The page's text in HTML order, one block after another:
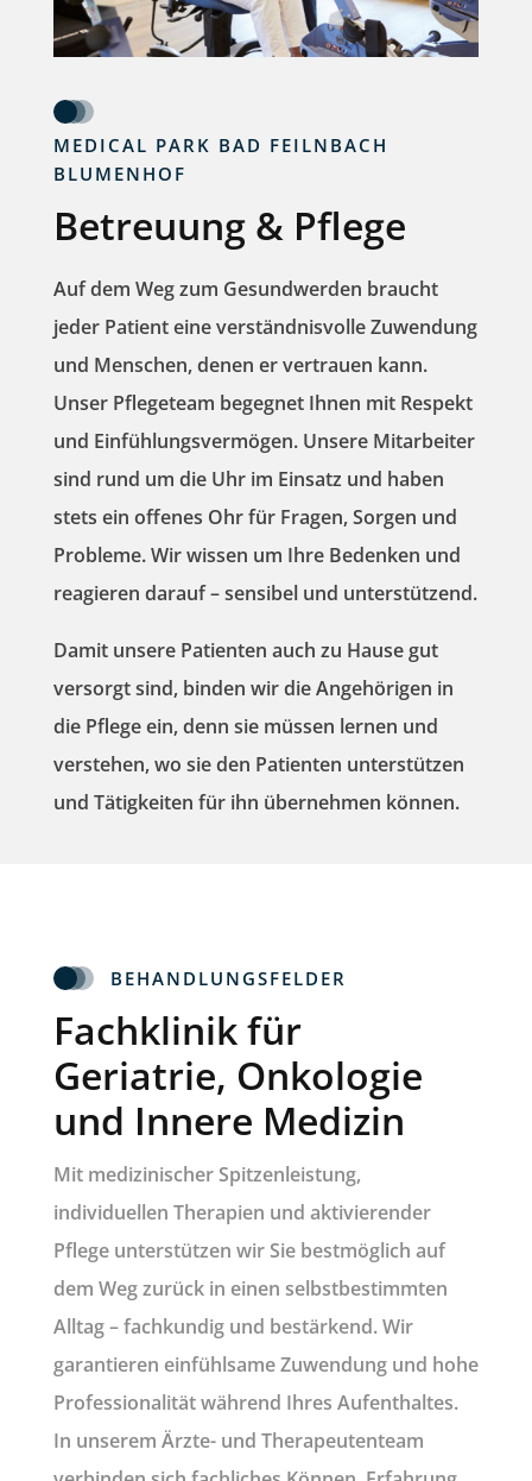
MEDICAL PARK BAD FEILNBACH
BLUMENHOF
Betreuung & Pflege
Auf dem Weg zum Gesundwerden braucht
jeder Patient eine verständnisvolle Zuwendung
und Menschen, denen er vertrauen kann.
Unser Pflegeteam begegnet Ihnen mit Respekt
und Einfühlungsvermögen. Unsere Mitarbeiter
sind rund um die Uhr im Einsatz und haben
stets ein offenes Ohr für Fragen, Sorgen und
Probleme. Wir wissen um Ihre Bedenken und
reagieren darauf – sensibel und unterstützend.
Damit unsere Patienten auch zu Hause gut
versorgt sind, binden wir die Angehörigen in
die Pflege ein, denn sie müssen lernen und
verstehen, wo sie den Patienten unterstützen
und Tätigkeiten für ihn übernehmen können.
BEHANDLUNGSFELDER
Fachklinik für
Geriatrie, Onkologie
und Innere Medizin
Mit medizinischer Spitzenleistung,
individuellen Therapien und aktivierender
Pflege unterstützen wir Sie bestmöglich auf
dem Weg zurück in einen selbstbestimmten
Alltag – fachkundig und bestärkend. Wir
garantieren einfühlsame Zuwendung und hohe
Professionalität während Ihres Aufenthaltes.
In unserem Ärzte- und Therapeutenteam